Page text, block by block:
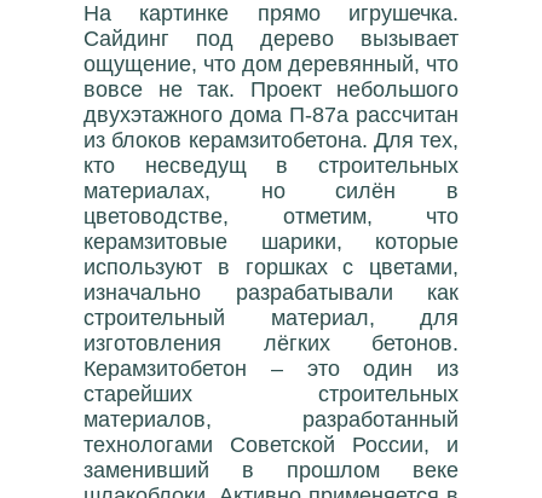
На картинке прямо игрушечка.
Сайдинг под дерево вызывает
ощущение, что дом деревянный, что
вовсе не так. Проект небольшого
двухэтажного дома П-87a рассчитан
из блоков керамзитобетона. Для тех,
кто несведущ в строительных
материалах, но силён в
цветоводстве, отметим, что
керамзитовые шарики, которые
используют в горшках с цветами,
изначально разрабатывали как
строительный материал, для
изготовления лёгких бетонов.
Керамзитобетон – это один из
старейших строительных
материалов, разработанный
технологами Советской России, и
заменивший в прошлом веке